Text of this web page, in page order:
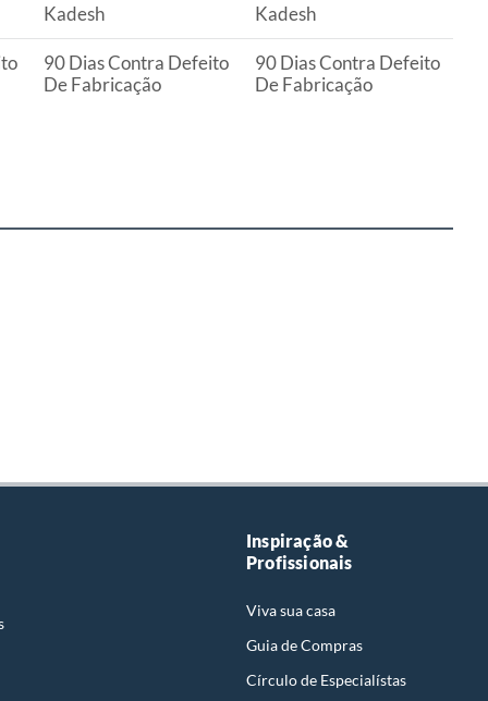
Kadesh Kadesh
90 Dias Contra Defeito
De Fabricação
90 Dias Contra Defeito
De Fabricação
Inspiração &
Profissionais
Viva sua casa
Guia de Compras
Círculo de Especialístas